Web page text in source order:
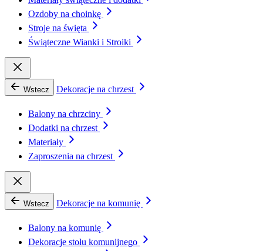
Ozdoby na choinkę
Stroje na święta
Świąteczne Wianki i Stroiki
Wstecz Dekoracje na chrzest
Balony na chrzciny
Dodatki na chrzest
Materiały
Zaproszenia na chrzest
Wstecz Dekoracje na komunię
Balony na komunię
Dekoracje stołu komunijnego